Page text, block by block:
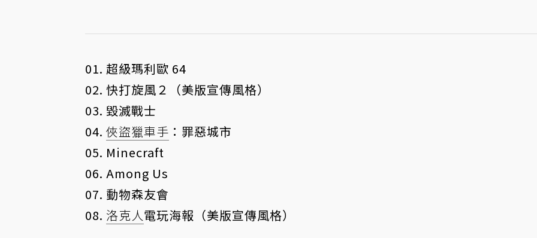
01. 超級瑪利歐 64
02. 快打旋風２（美版宣傳風格）
03. 毀滅戰士
04. 俠盜獵車手 ：罪惡城市
05. Minecraft
06. Among Us
07. 動物森友會
08. 洛克人電玩海報（美版宣傳風格）